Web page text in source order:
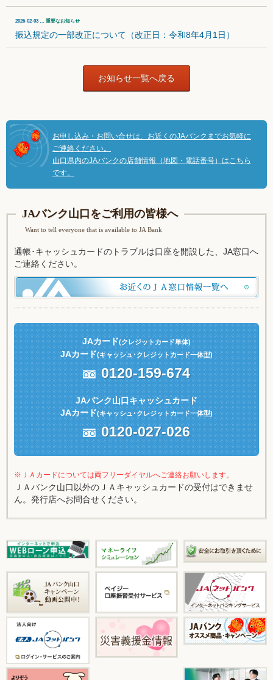
2026-02-03 … 重要なお知らせ
振込規定の一部改正について（改正日：令和8年4月1日）
お知らせ一覧へ戻る
お申し込み・お問い合せは、お近くのJAバンクまでお気軽に
ご連絡ください。
山口県内のJAバンクの店舗情報（地図・電話番号）はこちら
です。
JAバンク山口をご利用の皆様へ
Want to tell everyone that is available to JA Bank
通帳･キャッシュカードのトラブルは口座を開設した、JA窓口へ
ご連絡ください。
JAカード(クレジットカード単体)
JAカード(キャッシュ･クレジットカード一体型)
0120-159-674
JAバンク山口キャッシュカード
JAカード(キャッシュ･クレジットカード一体型)
0120-027-026
※ＪＡカードについては両フリーダイヤルへご連絡お願いします。
ＪＡバンク山口以外のＪＡキャッシュカードの受付はできませ
ん。発行店へお問合せください。